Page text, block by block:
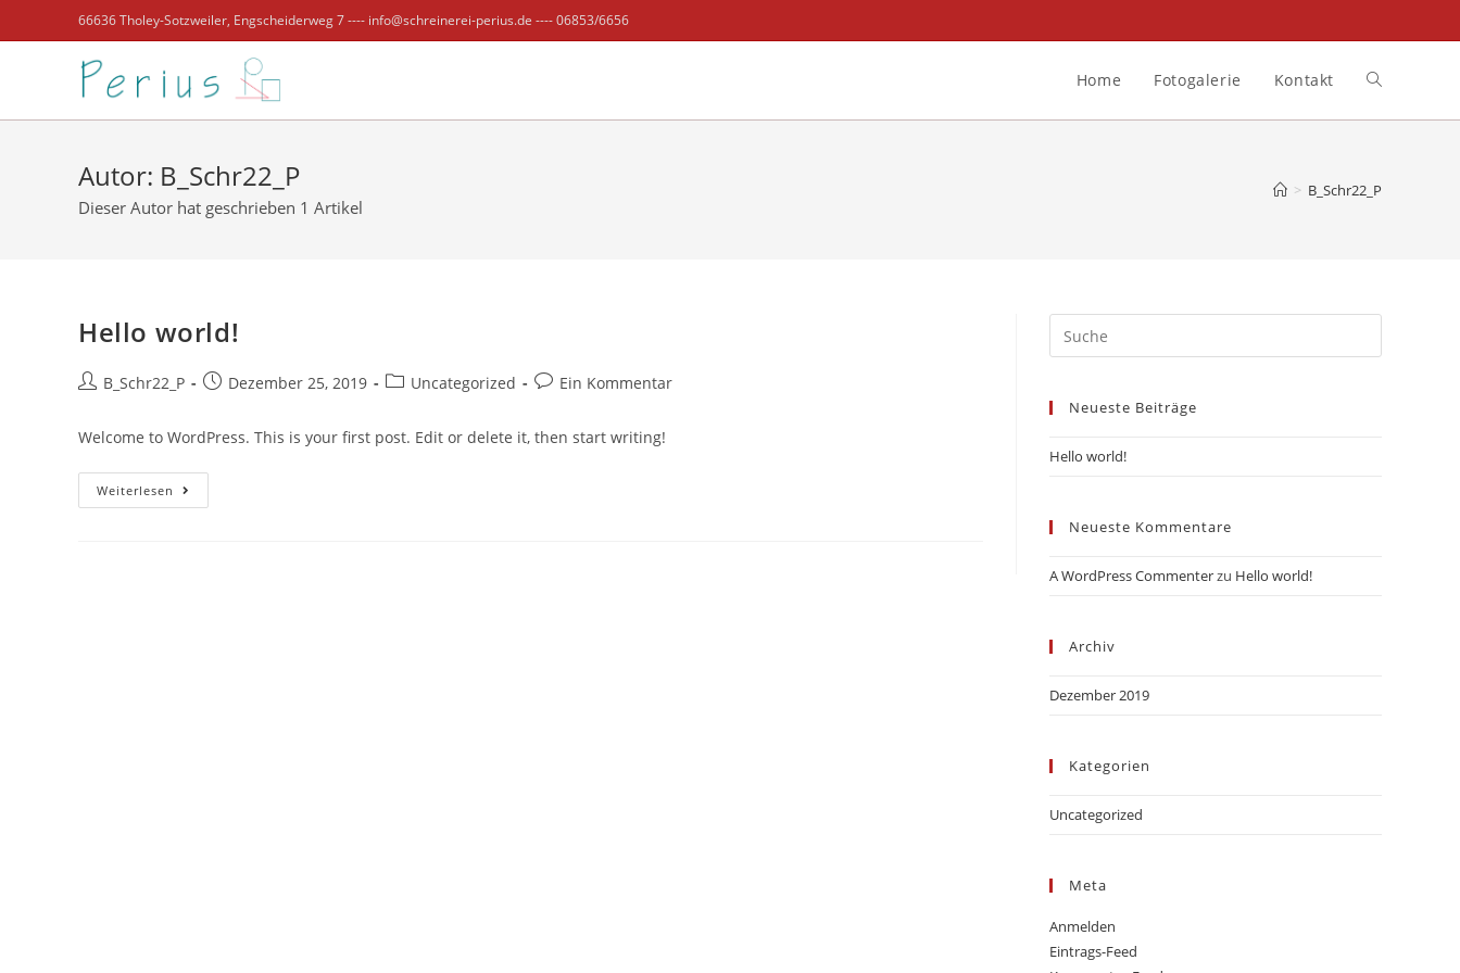
Inhalt
66636 Tholey-Sotzweiler, Engscheiderweg 7 ---- info@schreinerei-perius.de ---- 06853/6656
Home Fotogalerie Kontakt Toggle
Autor: B_Schr22_P
Dieser Autor hat geschrieben 1 Artikel
> B_Schr22_P
Hello world!
Beitrags-
B_Schr22_P
BeitragDezember 25, 2019
Beitrags-
Uncategorized
Beitrags-
Ein Kommentar
Welcome to WordPress. This is your first post. Edit or delete it, then start writing!
Weiterlesen Hello
World!
Neueste Beiträge
Hello world!
Neueste Kommentare
A WordPress Commenterzu Hello world!
Archiv
Dezember 2019
Kategorien
Uncategorized
Meta
Anmelden
Eintrags-Feed